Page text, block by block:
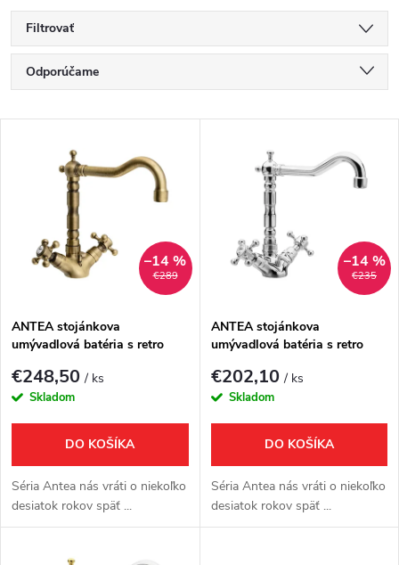
Filtrovať
R
a
e
p
r
o
d
Odporúčame
Najpredávanejšie
Abecedne
s
p
r
d
u
€289
–14 %
ANTEA stojánkova
umývadlová batéria s retro
€248,50/ ks
Skladom
DO KOŠÍKA
Séria Antea nás vráti o niekoľko
desiatok rokov späť ...
€235
–14 %
ANTEA stojánkova
umývadlová batéria s retro
€202,10/ ks
Skladom
DO KOŠÍKA
Séria Antea nás vráti o niekoľko
desiatok rokov späť ...